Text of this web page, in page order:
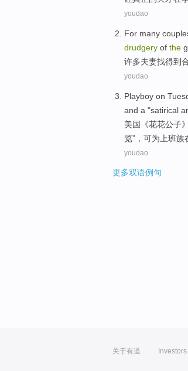
youdao
For many
drudgery of the
许多夫妻找得到
youdao
Playboy on
and a "satirical
美国《花花公子
览”，可为上班族
youdao
更多双语例句
关于有道 Investors